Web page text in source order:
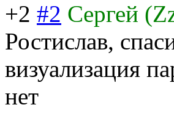
+2 #2 Сергей
Ростислав,
визуализация
нет